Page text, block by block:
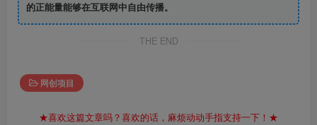
的正能量能够在互联网中自由传播。
THE END
网创项目
★喜欢这篇文章吗？喜欢的话，麻烦动动手指支持一下！★